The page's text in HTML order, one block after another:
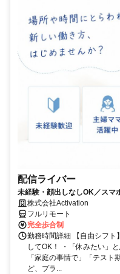
配信ライバー
未経験・顔出しなしOK／スマ
株式会社Activation
フルリモート
完全歩合制
勤務時間詳細 【自由シフト
してOK！ ・「休みたい」
「家庭の事情で」「テス
ど、プラ...